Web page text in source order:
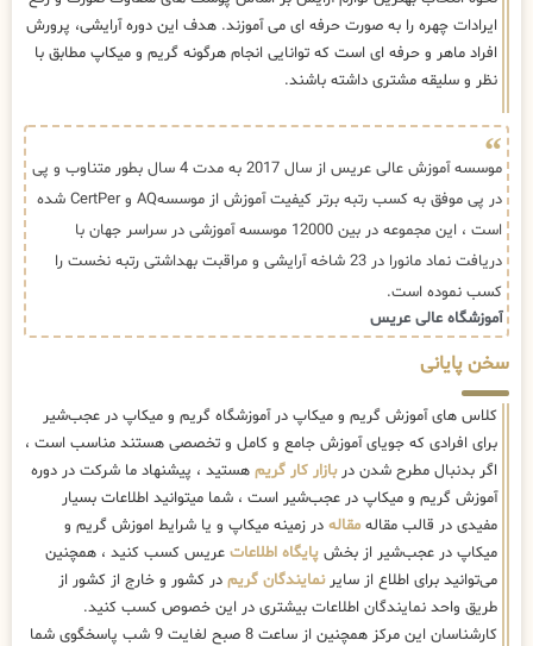
ایرادات چهره را به صورت حرفه ای می آموزند. هدف این دوره آرایشی، پرورش
افراد ماهر و حرفه ای است که توانایی انجام هرگونه گریم و میکاپ مطابق با
نظر و سلیقه مشتری داشته باشند.
موسسه آموزش عالی عریس از سال 2017 به مدت 4 سال بطور متناوب و پی
در پی موفق به کسب رتبه برتر کیفیت آموزش از موسسهAQ و CertPer شده
است ، این مجموعه در بین 12000 موسسه آموزشی در سراسر جهان با
دریافت نماد مانورا در 23 شاخه آرایشی و مراقبت بهداشتی رتبه نخست را
کسب نموده است.
آموزشگاه عالی عریس
سخن پایانی
کلاس های آموزش گریم و میکاپ در آموزشگاه گریم و میکاپ در عجب‌شیر
برای افرادی که جویای آموزش جامع و کامل و تخصصی هستند مناسب است ،
اگر بدنبال مطرح شدن دربازار کار گریم هستید ، پیشنهاد ما شرکت در دوره
آموزش گریم و میکاپ در عجب‌شیر است ، شما میتوانید اطلاعات بسیار
مفیدی در قالب مقاله مقاله در زمینه میکاپ و یا شرایط اموزش گریم و
میکاپ در عجب‌شیر از بخش پایگاه اطلاعات عریس کسب کنید ، همچنین
می‌توانید برای اطلاع از سایرنمایندگان گریم در کشور و خارج از کشور از
طریق واحد نمایندگان اطلاعات بیشتری در این خصوص کسب کنید.
کارشناسان این مرکز همچنین از ساعت 8 صبح لغایت 9 شب پاسخگوی شما